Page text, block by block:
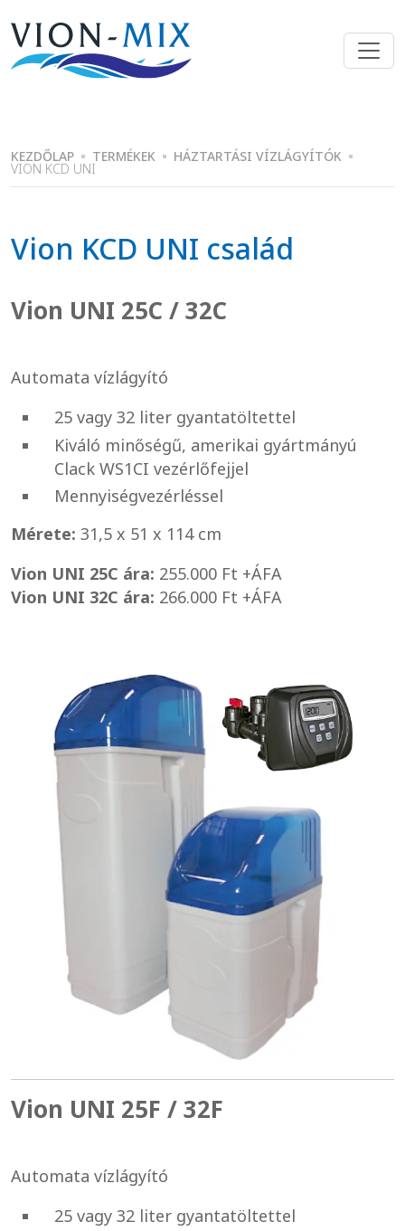
to
the
content
KEZDŐLAP TERMÉKEK HÁZTARTÁSI VÍZLÁGYÍTÓK
VION KCD UNI
Vion KCD UNI család
Vion UNI 25C / 32C
Automata vízlágyító
25 vagy 32 liter gyantatöltettel
Kiváló minőségű, amerikai gyártmányú
Clack WS1CI vezérlőfejjel
Mennyiségvezérléssel
Mérete: 31,5 x 51 x 114 cm
Vion UNI 25C ára: 255.000 Ft +ÁFA
Vion UNI 32C ára: 266.000 Ft +ÁFA
Vion UNI 25F / 32F
Automata vízlágyító
25 vagy 32 liter gyantatöltettel